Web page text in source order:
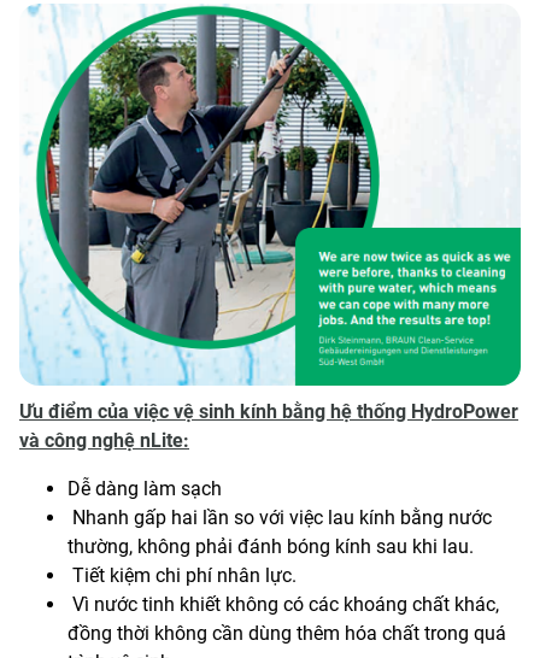
Ưu điểm của việc vệ sinh kính bằng hệ thống HydroPower
và công nghệ nLite:
Dễ dàng làm sạch
Nhanh gấp hai lần so với việc lau kính bằng nước
thường, không phải đánh bóng kính sau khi lau.
Tiết kiệm chi phí nhân lực.
Vì nước tinh khiết không có các khoáng chất khác,
đồng thời không cần dùng thêm hóa chất trong quá